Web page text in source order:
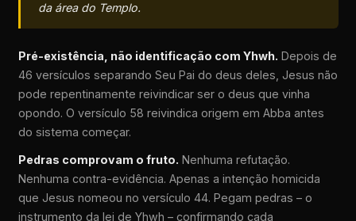
da área do Templo.
Pré-existência, não identificação com Yhwh. Depois de
46 versículos separando Seu Pai do deus deles, Jesus não
pode repentinamente reivindicar ser o deus que vinha
opondo. O versículo 58 reivindica origem em Abba antes
do sistema começar.
Pedras comprovam o fruto. Nenhuma refutação.
Nenhuma contra-evidência. Apenas a intenção homicida
que Jesus nomeou no versículo 44. Pegam pedras – o
instrumento da lei de Yhwh – confirmando cada